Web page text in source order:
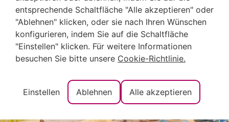
mediterraner
Geschmack, der es
verdient, entdeckt
zu werden
entsprechende Schaltfläche "Alle akzeptieren" oder
"Ablehnen" klicken, oder sie nach Ihren Wünschen
konfigurieren, indem Sie auf die Schaltfläche
"Einstellen" klicken. Für weitere Informationen
besuchen Sie bitte unsere Cookie-Richtlinie.
Einstellen Ablehnen Alle akzeptieren